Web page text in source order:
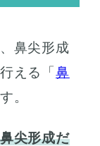
鼻尖形成
える「鼻
。
鼻尖形成だ